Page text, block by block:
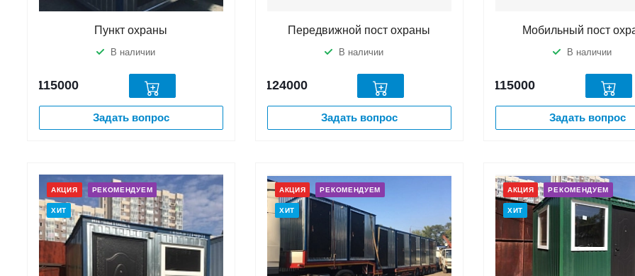
Пункт охраны
В наличии
115000
Задать вопрос
Передвижной пост охраны
В наличии
124000
Задать вопрос
Мобильный пост
В наличии
115000
Задать вопрос
АКЦИЯ РЕКОМЕНДУЕМ
ХИТ
АКЦИЯ РЕКОМЕНДУЕМ
ХИТ
АКЦИЯ РЕКОМЕНДУЕМ
ХИТ